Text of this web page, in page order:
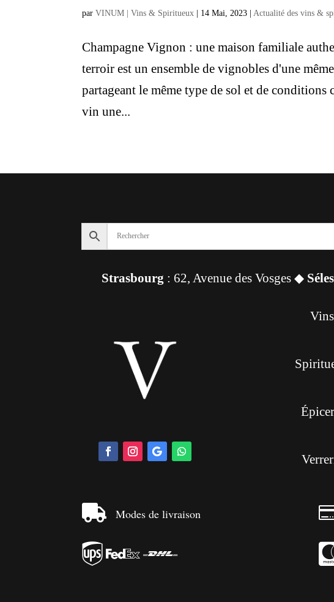
parVINUM | Vins & Spiritueux 14 Mai, 2023 |Actualité des vins &
Champagne Vignon : une maison familiale
terroir est un ensemble de vignobles d'une
partageant le même type de sol et de
vin une...
Strasbourg : 62, Avenue des Vosges ◆
Vins
 Modes de livraison
